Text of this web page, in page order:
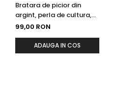
Bratara de picior din
argint, perla de cultura,
22-27 cm
99,00 RON
ADAUGA IN COS